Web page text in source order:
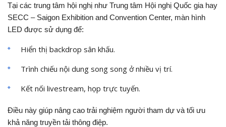
Tại các trung tâm hội nghị như Trung tâm Hội nghị Quốc gia hay
SECC – Saigon Exhibition and Convention Center, màn hình
LED được sử dụng để:
Hiển thị backdrop sân khấu.
Trình chiếu nội dung song song ở nhiều vị trí.
Kết nối livestream, họp trực tuyến.
Điều này giúp nâng cao trải nghiệm người tham dự và tối ưu
khả năng truyền tải thông điệp.